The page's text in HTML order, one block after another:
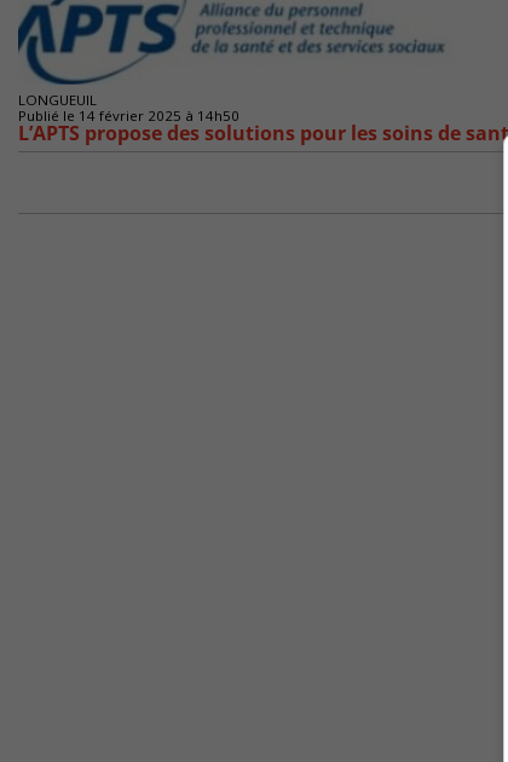
LONGUEUIL
Publié le 14 février 2025 à 14h50
L’APTS propose des solutions pour les soins de